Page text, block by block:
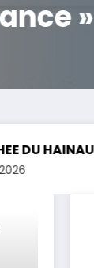
»
ROUND 2